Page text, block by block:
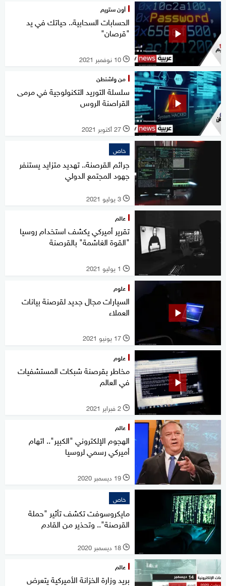
أون ستريم
الحسابات السحابية.. حياتك في يد
"قرصان"
l 10 نوفمبر 2021
من واشنطن
سلسلة التوريد التكنولوجية في مرمى
القراصنة الروس
l 27 أكتوبر 2021
خاص
جرائم القرصنة.. تهديد متزايد يستنفر
جهود المجتمع الدولي
l 3 يوليو 2021
عالم
تقرير أميركي يكشف استخدام روسيا
"القوة الغاشمة" بالقرصنة
l 1 يوليو 2021
علوم
السيارات مجال جديد لقرصنة بيانات
العملاء
l 17 يونيو 2021
علوم
مخاطر بقرصنة شبكات المستشفيات
في العالم
l 2 فبراير 2021
عالم
الهجوم الإلكتروني "الكبير".. اتهام
أميركي رسمي لروسيا
l 19 ديسمبر 2020
خاص
مايكروسوفت تكشف تأثير "حملة
القرصنة".. وتحذير من القادم
l 18 ديسمبر 2020
عالم
بريد وزارة الخزانة الأميركية يتعرض